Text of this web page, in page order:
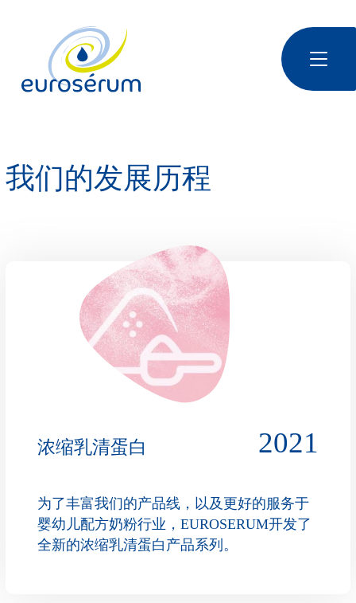
Euroserum : Ingrédients laitiers | Dairy ingredients | 乳制品原料
我们的发展历程
浓缩乳清蛋白 2021
为了丰富我们的产品线，以及更好的服务于
婴幼儿配方奶粉行业，EUROSERUM开发了
全新的浓缩乳清蛋白产品系列。